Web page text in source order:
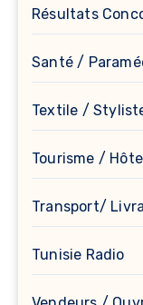
Résultats
Santé /
Textile /
Tourisme /
Transport/
Tunisie Radio